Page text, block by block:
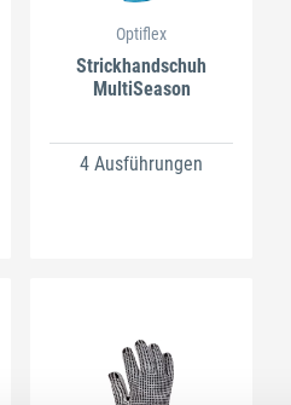
Optiflex
Strickhandschuh
MultiSeason
4 Ausführungen